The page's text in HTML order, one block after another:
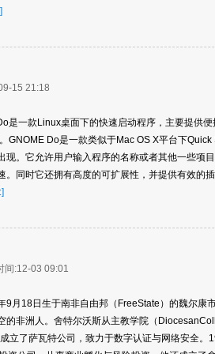
15 21:18
是一款Linux桌面下的快速启动程序，主要提供
GNOME Do是一款类似于Mac OS X平台下
现。它允许用户输入程序的名称或者其他一些项
。同时它还拥有高度的可扩展性，并提供有效的
间:12-03 09:01
9月18日生于南非自由邦（FreeState）的魏尔康
的非洲人。舍特尔沃斯从主教学院（
立了萨瓦特公司，致力于数字认证与网络安全